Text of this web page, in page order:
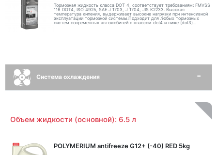
Тормозная жидкость класса DOT 4, соответствует требованиям: FMVSS
116 DOT4, ISO 4925, SAE J 1703, J 1704, JIS K2233. Высокая
температура кипения, выдерживает высокие нагрузки при интенсивной
эксплуатации тормозной системы.Подходит для любых тормозных
систем современных автомобилей с классом dot4 и ниже (dot3)...
Система охлаждения
Объем жидкости (основной): 6.5 л
POLYMERIUM antifreeze G12+ (-40) RED 5kg